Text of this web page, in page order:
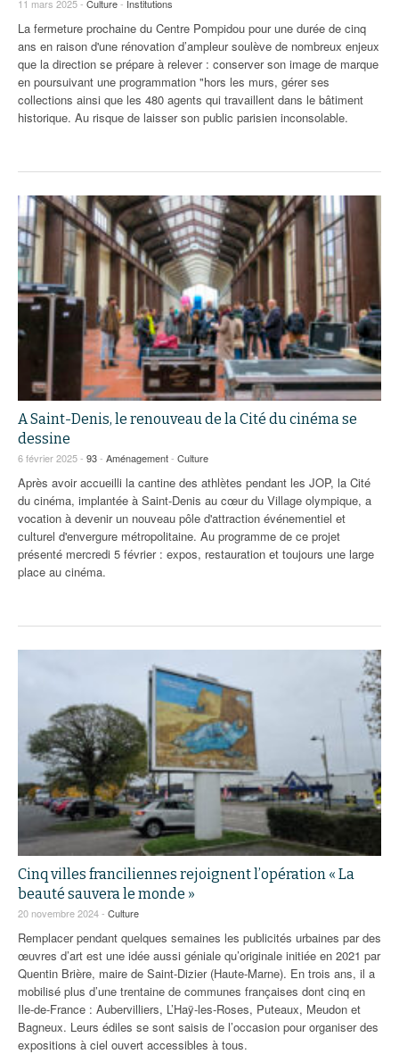
11 mars 2025 - Culture- Institutions
La fermeture prochaine du Centre Pompidou pour une durée de cinq
ans en raison d'une rénovation d’ampleur soulève de nombreux enjeux
que la direction se prépare à relever : conserver son image de marque
en poursuivant une programmation "hors les murs, gérer ses
collections ainsi que les 480 agents qui travaillent dans le bâtiment
historique. Au risque de laisser son public parisien inconsolable.
A Saint-Denis, le renouveau de la Cité du cinéma se
dessine
6 février 2025 - 93- Aménagement- Culture
Après avoir accueilli la cantine des athlètes pendant les JOP, la Cité
du cinéma, implantée à Saint-Denis au cœur du Village olympique, a
vocation à devenir un nouveau pôle d'attraction événementiel et
culturel d'envergure métropolitaine. Au programme de ce projet
présenté mercredi 5 février : expos, restauration et toujours une large
place au cinéma.
Cinq villes franciliennes rejoignent l’opération « La
beauté sauvera le monde »
20 novembre 2024 - Culture
Remplacer pendant quelques semaines les publicités urbaines par des
œuvres d’art est une idée aussi géniale qu’originale initiée en 2021 par
Quentin Brière, maire de Saint-Dizier (Haute-Marne). En trois ans, il a
mobilisé plus d’une trentaine de communes françaises dont cinq en
Ile-de-France : Aubervilliers, L’Haÿ-les-Roses, Puteaux, Meudon et
Bagneux. Leurs édiles se sont saisis de l’occasion pour organiser des
expositions à ciel ouvert accessibles à tous.